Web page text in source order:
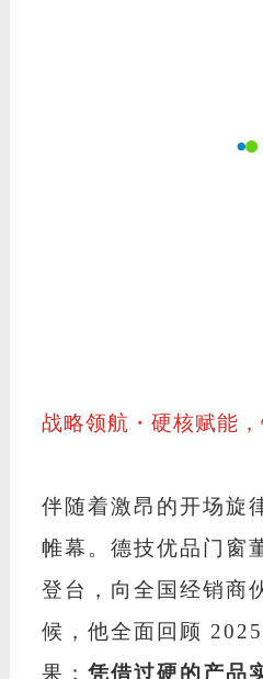
战略领航・硬核赋能
伴随着激昂的开场旋
帷幕。德技优品门窗
登台，向全国经销商
候，他全面回顾
果： 凭借过硬的产品